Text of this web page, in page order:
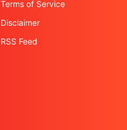
Terms of Service
Disclaimer
RSS Feed